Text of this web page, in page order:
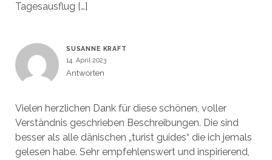
Tagesausflug […]
SUSANNE KRAFT
14. April 2023
Antworten
Vielen herzlichen Dank für diese schönen, voller
Verständnis geschrieben Beschreibungen. Die sind
besser als alle dänischen „turist guides“ die ich jemals
gelesen habe. Sehr empfehlenswert und inspirierend,